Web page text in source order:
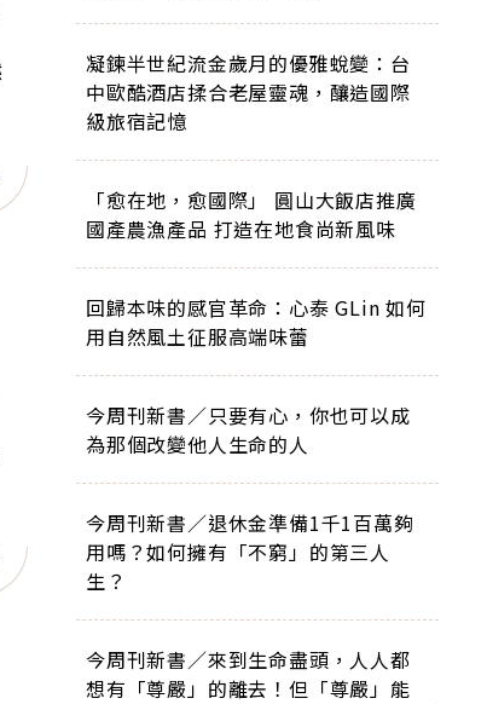
凝鍊半世紀流金歲月的優雅蛻變：台
中歐酷酒店揉合老屋靈魂，釀造國際
級旅宿記憶
「愈在地，愈國際」 圓山大飯店推廣
國產農漁產品 打造在地食尚新風味
回歸本味的感官革命：心泰 GLin 如何
用自然風土征服高端味蕾
今周刊新書／只要有心，你也可以成
為那個改變他人生命的人
今周刊新書／退休金準備1千1百萬夠
用嗎？如何擁有「不窮」的第三人
生？
今周刊新書／來到生命盡頭，人人都
想有「尊嚴」的離去！但「尊嚴」能